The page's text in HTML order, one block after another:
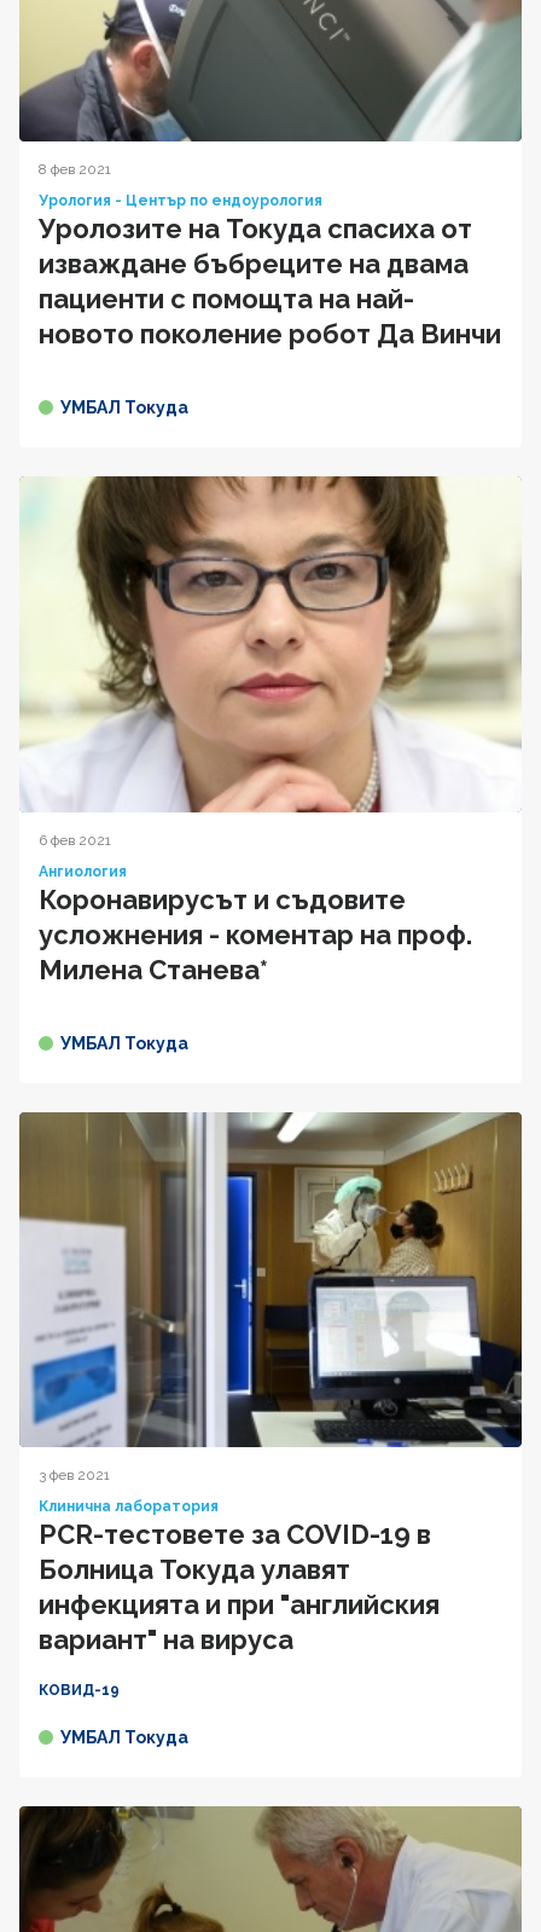
8 фев 2021
Урология - Център по ендоурология
Уролозите на Токуда спасиха от
изваждане бъбреците на двама
пациенти с помощта на най-
новото поколение робот Да Винчи
УМБАЛ Токуда
6 фев 2021
Ангиология
Коронавирусът и съдовите
усложнения - коментар на проф.
Милена Станева*
УМБАЛ Токуда
3 фев 2021
Клинична лаборатория
PCR-тестовете за COVID-19 в
Болница Токуда улавят
инфекцията и при "английския
вариант" на вируса
КОВИД-19
УМБАЛ Токуда